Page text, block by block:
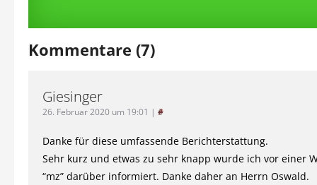
Kommentare (7)
Giesinger
26. Februar 2020 um 19:01 | #
Danke für diese umfassende Berichterstattung.
Sehr kurz und etwas zu sehr knapp wurde ich vor einer
“mz” darüber informiert. Danke daher an Herrn Oswald.